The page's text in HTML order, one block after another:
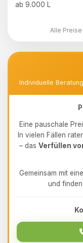
ab 9.000 L
Alle
Individuelle
Eine pauschale
In vielen Fällen
– das Verfüllen
Gemeinsam mit
und